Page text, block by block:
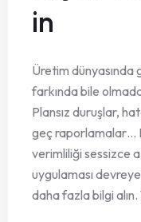
in
Üretim dünyasında
farkında bile
Plansız duruşlar,
geç raporlamalar…
verimliliği sessizce
uygulaması devreye
daha fazla bilgi